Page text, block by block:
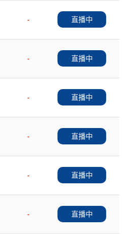
-
直播中
-
直播中
-
直播中
-
直播中
-
直播中
-
直播中